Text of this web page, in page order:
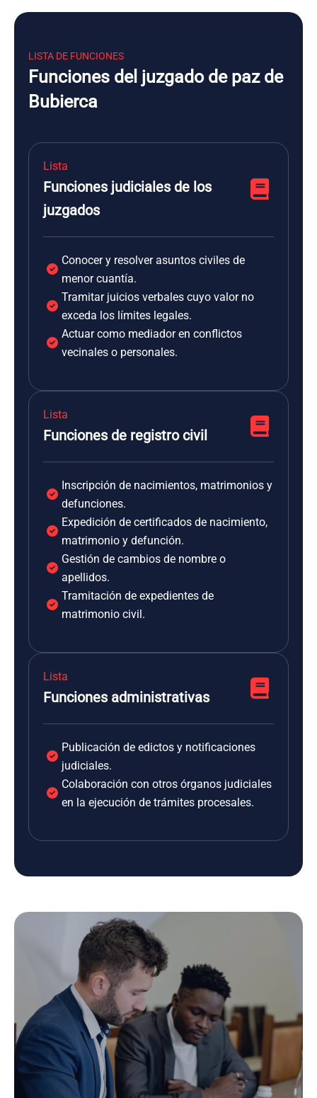
LISTA DE FUNCIONES
Funciones del juzgado de paz de
Bubierca
Lista
Funciones judiciales de los
juzgados
Conocer y resolver asuntos civiles de
menor cuantía.
Tramitar juicios verbales cuyo valor no
exceda los límites legales.
Actuar como mediador en conflictos
vecinales o personales.
Lista
Funciones de registro civil
Inscripción de nacimientos, matrimonios y
defunciones.
Expedición de certificados de nacimiento,
matrimonio y defunción.
Gestión de cambios de nombre o
apellidos.
Tramitación de expedientes de
matrimonio civil.
Lista
Funciones administrativas
Publicación de edictos y notificaciones
judiciales.
Colaboración con otros órganos judiciales
en la ejecución de trámites procesales.